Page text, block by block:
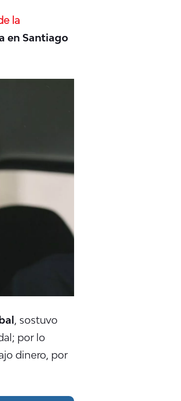
la
en Santiago
, sostuvo
por lo
dinero, por